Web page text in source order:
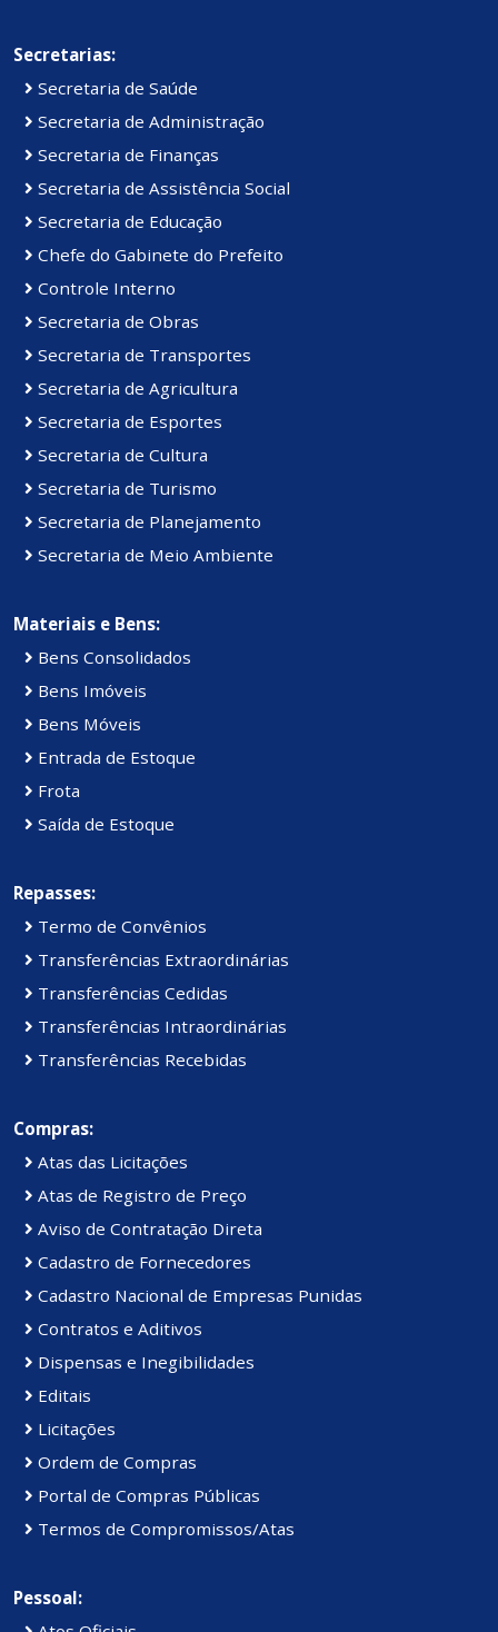
Secretarias:
Secretaria de Saúde
Secretaria de Administração
Secretaria de Finanças
Secretaria de Assistência Social
Secretaria de Educação
Chefe do Gabinete do Prefeito
Controle Interno
Secretaria de Obras
Secretaria de Transportes
Secretaria de Agricultura
Secretaria de Esportes
Secretaria de Cultura
Secretaria de Turismo
Secretaria de Planejamento
Secretaria de Meio Ambiente
Materiais e Bens:
Bens Consolidados
Bens Imóveis
Bens Móveis
Entrada de Estoque
Frota
Saída de Estoque
Repasses:
Termo de Convênios
Transferências Extraordinárias
Transferências Cedidas
Transferências Intraordinárias
Transferências Recebidas
Compras:
Atas das Licitações
Atas de Registro de Preço
Aviso de Contratação Direta
Cadastro de Fornecedores
Cadastro Nacional de Empresas Punidas
Contratos e Aditivos
Dispensas e Inegibilidades
Editais
Licitações
Ordem de Compras
Portal de Compras Públicas
Termos de Compromissos/Atas
Pessoal: